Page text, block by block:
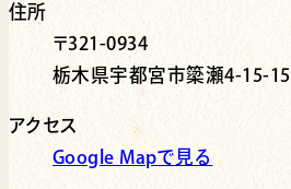
住所
〒321-0934
栃木県宇都宮市簗瀬4-15-15
アクセス
Google Mapで見る